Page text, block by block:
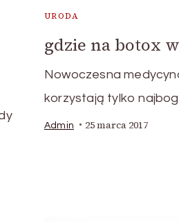
URODA
gdzie na botox
Nowoczesna
korzystają tylko
Admin 25 marca 2017